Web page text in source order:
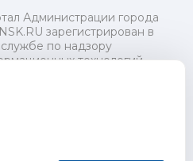
Администрации города
зарегистрирован в
по надзору
технологий
(Роскомнадзор) 24 июля
года.
Эл № ФС77-73321
(исполнительно-
городского округа "Город
Байкова Е.А.